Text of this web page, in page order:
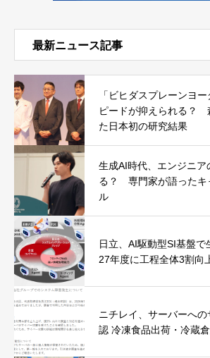
最新ニュース記事
「ビヒダスプレーンヨ
ピードが抑えられる？
た日本初の研究結果
生成AI時代、エンジニア
る？ 専門家が語ったキ
ル
日立、AI駆動型SI基盤
27年度に工程全体3割向
ニチレイ、サーバーへ
認 冷凍食品出荷・冷蔵